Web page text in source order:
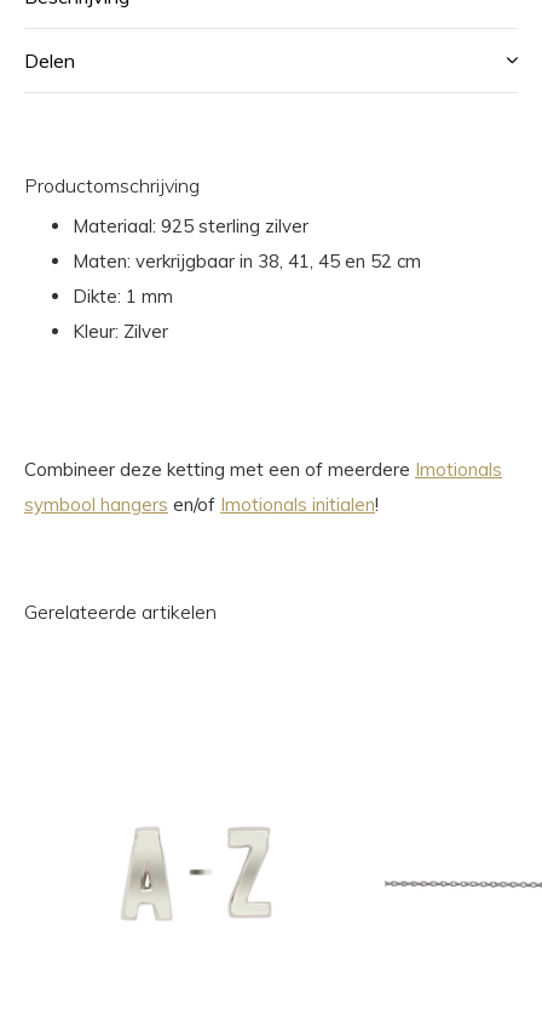
Delen
Productomschrijving
Materiaal: 925 sterling zilver
Maten: verkrijgbaar in 38, 41, 45 en 52 cm
Dikte: 1 mm
Kleur: Zilver
Combineer deze ketting met een of meerdere Imotionals
symbool hangers en/of Imotionals initialen!
Gerelateerde artikelen